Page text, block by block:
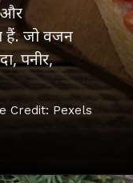
और
हैं. जो वजन
पनीर,
Credit: Pexels